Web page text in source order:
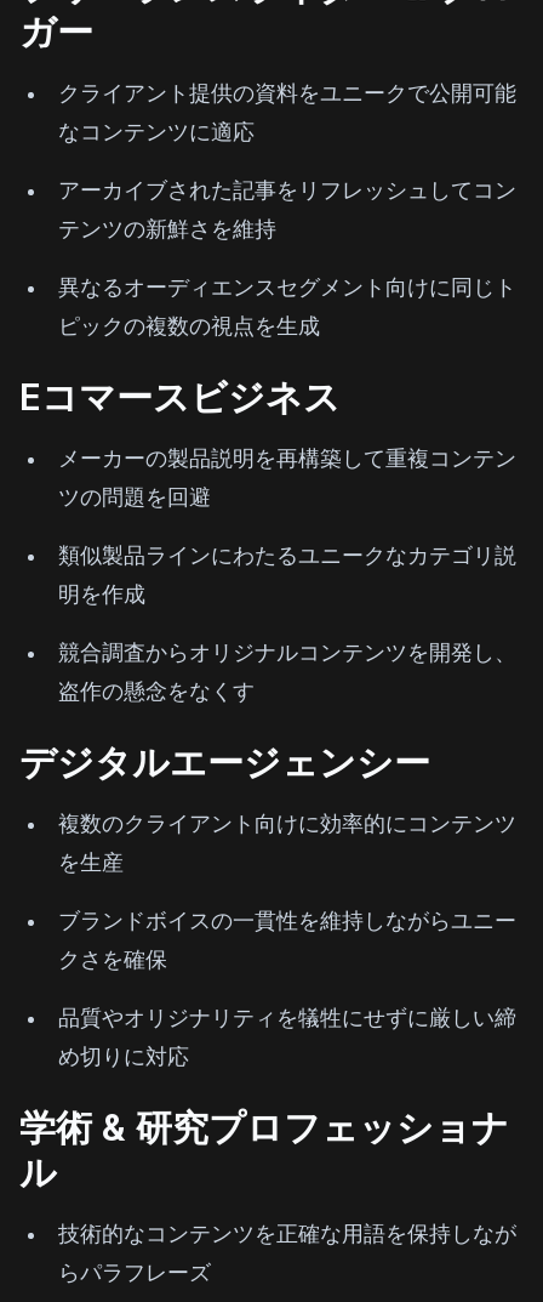
ガー
クライアント提供の資料をユニークで公開可能
なコンテンツに適応
アーカイブされた記事をリフレッシュしてコン
テンツの新鮮さを維持
異なるオーディエンスセグメント向けに同じト
ピックの複数の視点を生成
Eコマースビジネス
メーカーの製品説明を再構築して重複コンテン
ツの問題を回避
類似製品ラインにわたるユニークなカテゴリ説
明を作成
競合調査からオリジナルコンテンツを開発し、
盗作の懸念をなくす
デジタルエージェンシー
複数のクライアント向けに効率的にコンテンツ
を生産
ブランドボイスの一貫性を維持しながらユニー
クさを確保
品質やオリジナリティを犠牲にせずに厳しい締
め切りに対応
学術 & 研究プロフェッショナ
ル
技術的なコンテンツを正確な用語を保持しなが
らパラフレーズ